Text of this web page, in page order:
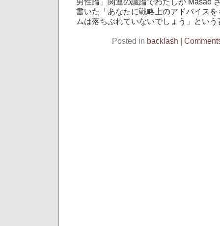
書いた「あなたに戦略上のアドバイス
ムは落ちぶれていないでしょう」とい
Posted in backlash |